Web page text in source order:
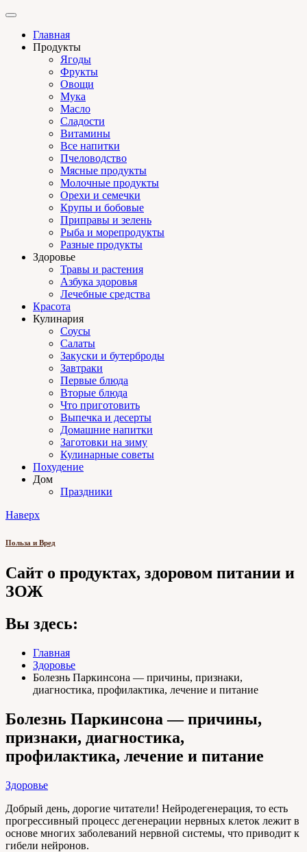
Главная
Продукты
Ягоды
Фрукты
Овощи
Мука
Масло
Сладости
Витамины
Все напитки
Пчеловодство
Мясные продукты
Молочные продукты
Орехи и семечки
Крупы и бобовые
Приправы и зелень
Рыба и морепродукты
Разные продукты
Здоровье
Травы и растения
Азбука здоровья
Лечебные средства
Красота
Кулинария
Соусы
Салаты
Закуски и бутерброды
Завтраки
Первые блюда
Вторые блюда
Что приготовить
Выпечка и десерты
Домашние напитки
Заготовки на зиму
Кулинарные советы
Похудение
Дом
Праздники
Наверх
Польза и Вред
Сайт о продуктах, здоровом питании и
ЗОЖ
Вы здесь:
Главная
Здоровье
Болезнь Паркинсона — причины, признаки,
диагностика, профилактика, лечение и питание
Болезнь Паркинсона — причины,
признаки, диагностика,
профилактика, лечение и питание
Здоровье
Добрый день, дорогие читатели! Нейродегенерация, то есть
прогрессивный процесс дегенерации нервных клеток лежит в
основе многих заболеваний нервной системы, что приводит к
гибели нейронов.